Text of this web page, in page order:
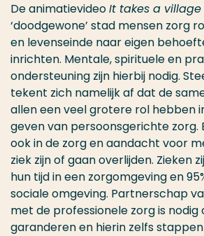
De animatievideoIt takes a village
‘doodgewone’ stad mensen zorg
en levenseinde naar eigen
inrichten. Mentale, spirituele en
ondersteuning zijn hierbij nodig.
tekent zich namelijk af dat de
allen een veel grotere rol hebben
geven van persoonsgerichte zorg.
ook in de zorg en aandacht voor
ziek zijn of gaan overlijden. Zieken
hun tijd in een zorgomgeving en
sociale omgeving. Partnerschap
met de professionele zorg is
garanderen en hierin zelfs